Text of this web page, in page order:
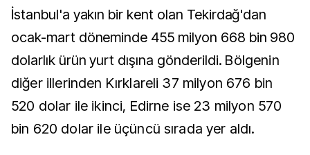
İstanbul'a yakın bir kent olan Tekirdağ'dan
ocak-mart döneminde 455 milyon 668 bin 980
dolarlık ürün yurt dışına gönderildi. Bölgenin
diğer illerinden Kırklareli 37 milyon 676 bin
520 dolar ile ikinci, Edirne ise 23 milyon 570
bin 620 dolar ile üçüncü sırada yer aldı.